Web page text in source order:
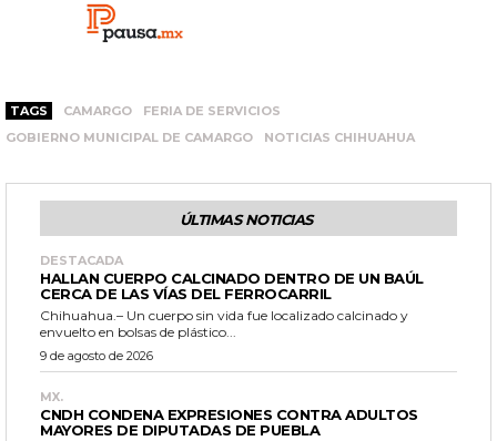
TAGS CAMARGO
FERIA DE SERVICIOS
GOBIERNO MUNICIPAL DE CAMARGO
NOTICIAS CHIHUAHUA
ÚLTIMAS NOTICIAS
DESTACADA
HALLAN CUERPO CALCINADO DENTRO DE UN BAÚL
CERCA DE LAS VÍAS DEL FERROCARRIL
Chihuahua.– Un cuerpo sin vida fue localizado calcinado y
envuelto en bolsas de plástico...
9 de agosto de 2026
MX.
CNDH CONDENA EXPRESIONES CONTRA ADULTOS
MAYORES DE DIPUTADAS DE PUEBLA